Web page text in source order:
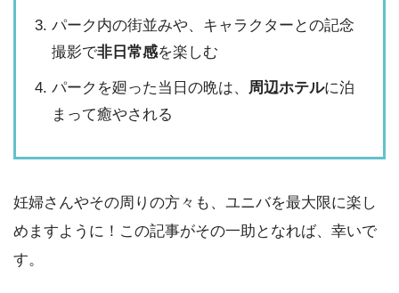
パーク内の街並みや、キャラクターとの記念
撮影で非日常感を楽しむ
パークを廻った当日の晩は、 周辺ホテルに泊
まって癒やされる
妊婦さんやその周りの方々も、ユニバを最大限に楽し
めますように！この記事がその一助となれば、幸いで
す。